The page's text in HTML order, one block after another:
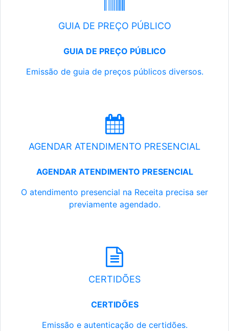
GUIA DE PREÇO PÚBLICO
GUIA DE PREÇO PÚBLICO
Emissão de guia de preços públicos diversos.
AGENDAR ATENDIMENTO PRESENCIAL
AGENDAR ATENDIMENTO PRESENCIAL
O atendimento presencial na Receita precisa ser
previamente agendado.
CERTIDÕES
CERTIDÕES
Emissão e autenticação de certidões.